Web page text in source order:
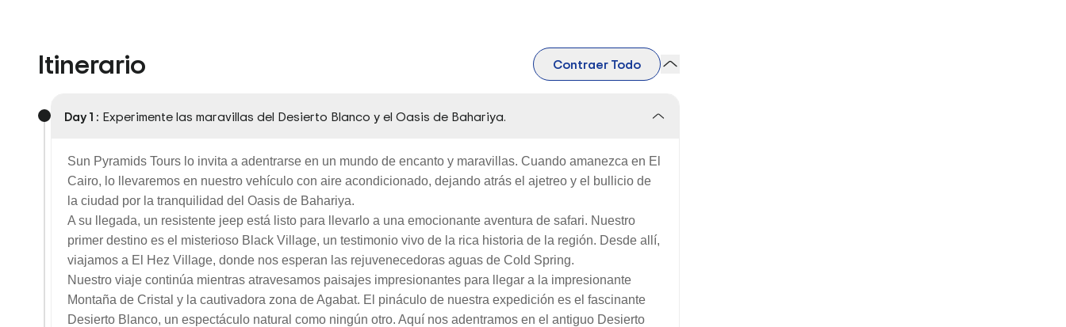
Itinerario Contraer Todo
Day 1 : Experimente las maravillas del Desierto Blanco y el Oasis de Bahariya.
Sun Pyramids Tours lo invita a adentrarse en un mundo de encanto y maravillas. Cuando amanezca en El
Cairo, lo llevaremos en nuestro vehículo con aire acondicionado, dejando atrás el ajetreo y el bullicio de
la ciudad por la tranquilidad del Oasis de Bahariya.
A su llegada, un resistente jeep está listo para llevarlo a una emocionante aventura de safari. Nuestro
primer destino es el misterioso Black Village, un testimonio vivo de la rica historia de la región. Desde allí,
viajamos a El Hez Village, donde nos esperan las rejuvenecedoras aguas de Cold Spring.
Nuestro viaje continúa mientras atravesamos paisajes impresionantes para llegar a la impresionante
Montaña de Cristal y la cautivadora zona de Agabat. El pináculo de nuestra expedición es el fascinante
Desierto Blanco, un espectáculo natural como ningún otro. Aquí nos adentramos en el antiguo Desierto